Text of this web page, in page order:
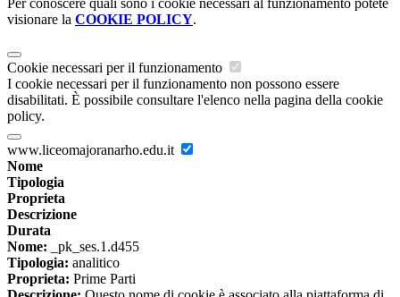
Per conoscere quali sono i cookie necessari al funzionamento potete
visionare la COOKIE POLICY.
Cookie necessari per il funzionamento
I cookie necessari per il funzionamento non possono essere
disabilitati. È possibile consultare l'elenco nella pagina della cookie
policy.
www.liceomajoranarho.edu.it
Nome
Tipologia
Proprieta
Descrizione
Durata
Nome: _pk_ses.1.d455
Tipologia: analitico
Proprieta: Prime Parti